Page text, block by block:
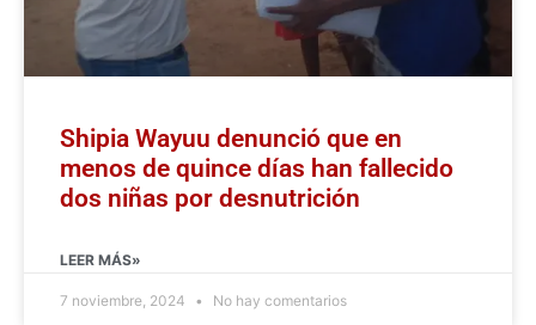
Shipia Wayuu denunció que en
menos de quince días han fallecido
dos niñas por desnutrición
LEER MÁS»
7 noviembre, 2024 No hay comentarios